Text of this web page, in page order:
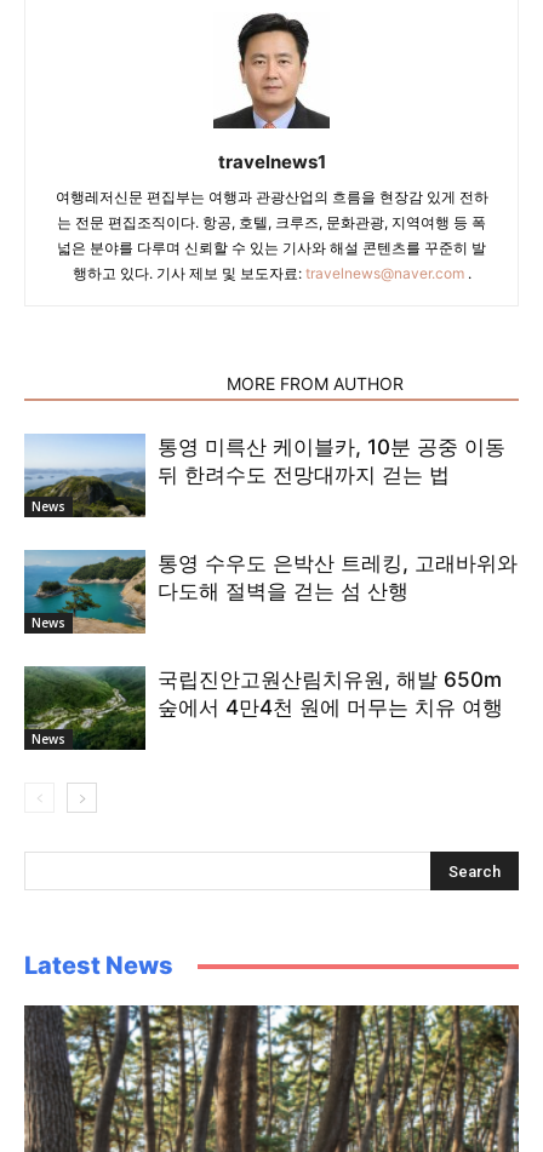
travelnews1
여행레저신문 편집부는 여행과 관광산업의 흐름을 현장감 있게 전하
는 전문 편집조직이다. 항공, 호텔, 크루즈, 문화관광, 지역여행 등 폭
넓은 분야를 다루며 신뢰할 수 있는 기사와 해설 콘텐츠를 꾸준히 발
행하고 있다. 기사 제보 및 보도자료: travelnews@naver.com.
MORE FROM AUTHOR
News
통영 미륵산 케이블카, 10분 공중 이동
뒤 한려수도 전망대까지 걷는 법
News
통영 수우도 은박산 트레킹, 고래바위와
다도해 절벽을 걷는 섬 산행
News
국립진안고원산림치유원, 해발 650m
숲에서 4만4천 원에 머무는 치유 여행
Latest News